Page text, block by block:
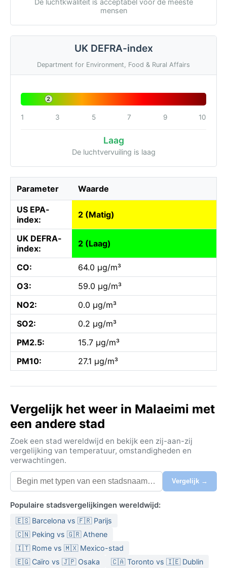
mensen
UK DEFRA-index
Department for Environment, Food & Rural Affairs
2
1 3 5 7 9 10
Laag
De luchtvervuiling is laag
Parameter Waarde
US EPA-
index:
2 (Matig)
UK DEFRA-
index:
2 (Laag)
CO:
64.0 µg/m³
O3:
59.0 µg/m³
NO2:
0.0 µg/m³
SO2:
0.2 µg/m³
PM2.5:
15.7 µg/m³
PM10:
27.1 µg/m³
Vergelijk het weer in Malaeimi met
een andere stad
Zoek een stad wereldwijd en bekijk een zij-aan-zij
vergelijking van temperatuur, omstandigheden en
verwachtingen.
Vergelijk →
Populaire stadsvergelijkingen wereldwijd:
🇪🇸 Barcelona vs 🇫🇷 Parijs
🇨🇳 Peking vs 🇬🇷 Athene
🇮🇹 Rome vs 🇲🇽 Mexico-stad
🇪🇬 Caïro vs 🇯🇵 Osaka
🇨🇦 Toronto vs 🇮🇪 Dublin